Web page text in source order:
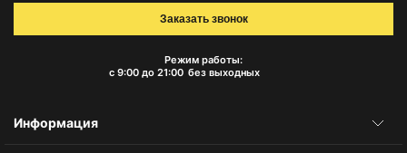
Режим работы:
с 9:00 до 21:00 без выходных
Заказать звонок
Информация